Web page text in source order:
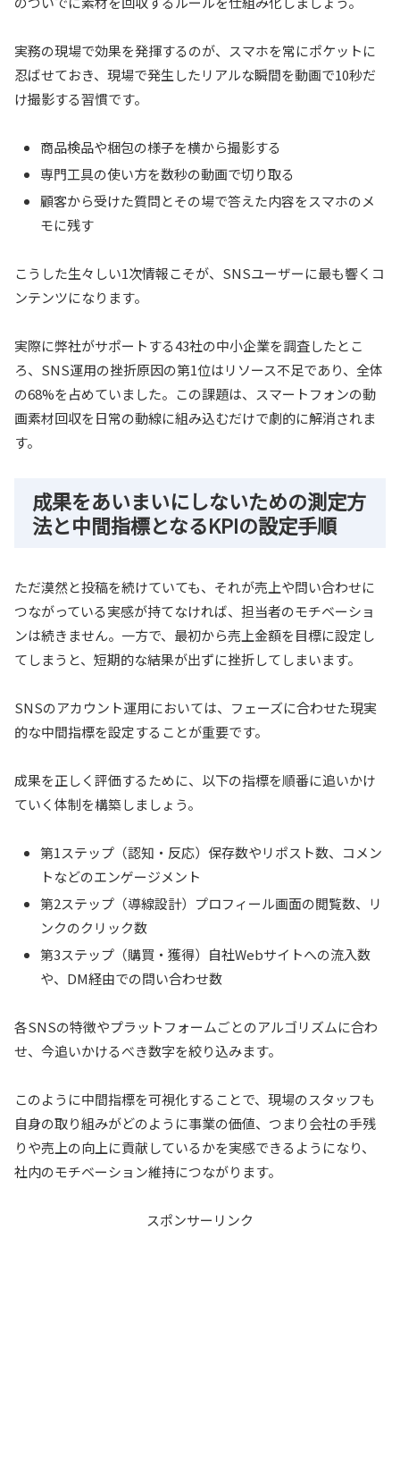
実務の現場で効果を発揮するのが、スマホを常にポケットに
忍ばせておき、現場で発生したリアルな瞬間を動画で10秒だ
け撮影する習慣です。
商品検品や梱包の様子を横から撮影する
専門工具の使い方を数秒の動画で切り取る
顧客から受けた質問とその場で答えた内容をスマホのメ
モに残す
こうした生々しい1次情報こそが、SNSユーザーに最も響くコ
ンテンツになります。
実際に弊社がサポートする43社の中小企業を調査したとこ
ろ、SNS運用の挫折原因の第1位はリソース不足であり、全体
の68%を占めていました。この課題は、スマートフォンの動
画素材回収を日常の動線に組み込むだけで劇的に解消されま
す。
成果をあいまいにしないための測定方
法と中間指標となるKPIの設定手順
ただ漠然と投稿を続けていても、それが売上や問い合わせに
つながっている実感が持てなければ、担当者のモチベーショ
ンは続きません。一方で、最初から売上金額を目標に設定し
てしまうと、短期的な結果が出ずに挫折してしまいます。
SNSのアカウント運用においては、フェーズに合わせた現実
的な中間指標を設定することが重要です。
成果を正しく評価するために、以下の指標を順番に追いかけ
ていく体制を構築しましょう。
第1ステップ（認知・反応）保存数やリポスト数、コメン
トなどのエンゲージメント
第2ステップ（導線設計）プロフィール画面の閲覧数、リ
ンクのクリック数
第3ステップ（購買・獲得）自社Webサイトへの流入数
や、DM経由での問い合わせ数
各SNSの特徴やプラットフォームごとのアルゴリズムに合わ
せ、今追いかけるべき数字を絞り込みます。
このように中間指標を可視化することで、現場のスタッフも
自身の取り組みがどのように事業の価値、つまり会社の手残
りや売上の向上に貢献しているかを実感できるようになり、
社内のモチベーション維持につながります。
スポンサーリンク